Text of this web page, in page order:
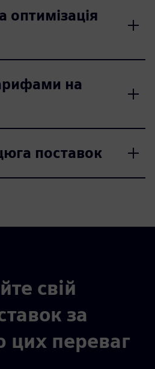
оптимізація
на
поставок
свій
за
переваг